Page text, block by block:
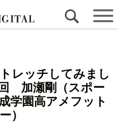
レッチしてみまし
加瀬剛（スポー
学園高アメフット
）